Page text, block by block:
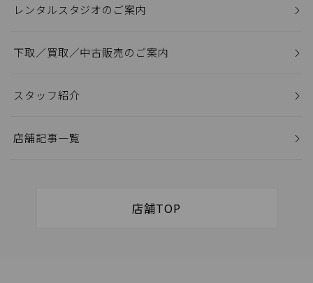
レンタルスタジオのご案内
下取／買取／中古販売のご案内
スタッフ紹介
店舗記事一覧
店舗TOP